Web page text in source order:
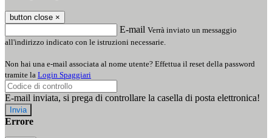
button close ×
E-mail Verrà inviato un messaggio
all'indirizzo indicato con le istruzioni necessarie.
Non hai una e-mail associata al nome utente? Effettua il reset della password
tramite la Login Spaggiari
E-mail inviata, si prega di controllare la casella di posta elettronica!
Errore